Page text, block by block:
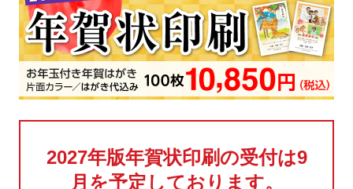
2027年版年賀状印刷の受付は9
月を予定しております。